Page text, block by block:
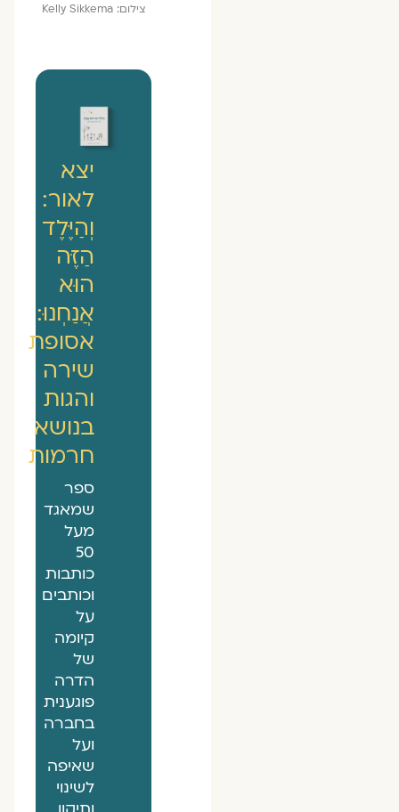
צילום: Kelly Sikkema
יצא
לאור:
וְהַיֶּלֶד
הַזֶּה
הוּא
אֲנַחְנוּ:
אסופת
שירה
והגות
בנושא
חרמות
ספר
שמאגד
מעל
50
כותבות
וכותבים
על
קיומה
של
הדרה
פוגענית
בחברה
ועל
שאיפה
לשינוי